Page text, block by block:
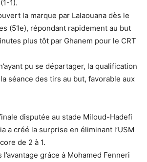
1).
la marque par Lalaouana dès le
(51e), répondant rapidement au but
plus tôt par Ghanem pour le CRT
pu se départager, la qualification
séance des tirs au but, favorable aux
disputée au stade Miloud-Hadefi
a créé la surprise en éliminant l’USM
de 2 à 1.
l’avantage grâce à Mohamed Fenneri